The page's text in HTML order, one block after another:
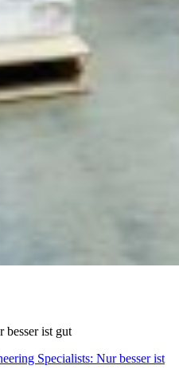
besser ist gut
Specialists: Nur besser ist